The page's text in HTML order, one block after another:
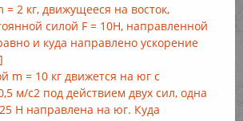
= 2 кг, движущееся на восток,
силой F = 10Н, направленной
и куда направлено ускорение
m = 10 кг движется на юг с
м/с2 под действием двух сил, одна
Н направлена на юг. Куда